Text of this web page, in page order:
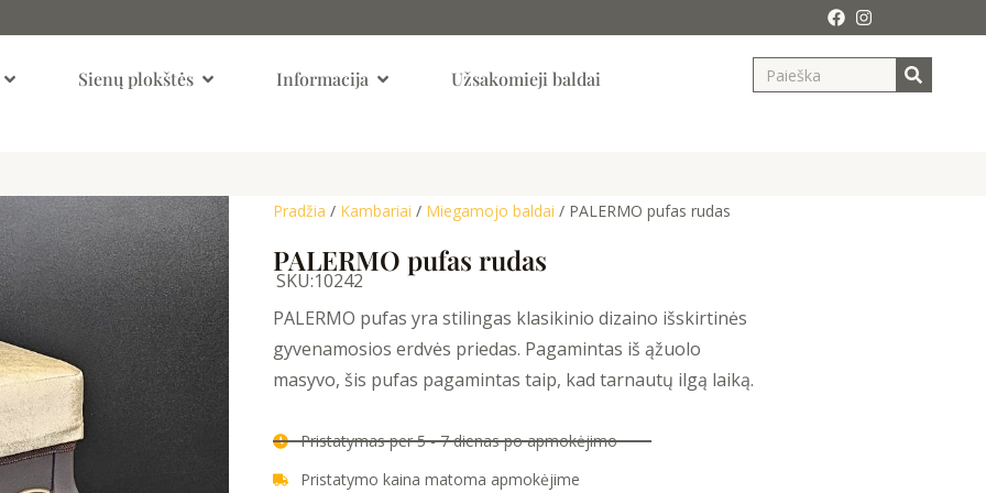
Open KambariaiSienų plokštės Open Sienų Plokštės
Informacija Open InformacijaUžsakomieji baldai Search
Pradžia / Kambariai / Miegamojo baldai / PALERMO pufas rudas
PALERMO pufas rudas
SKU:10242
PALERMO pufas yra stilingas klasikinio dizaino išskirtinės
gyvenamosios erdvės priedas. Pagamintas iš ąžuolo
masyvo, šis pufas pagamintas taip, kad tarnautų ilgą laiką.
Pristatymas per 5 - 7 dienas po apmokėjimo
Pristatymo kaina matoma apmokėjime